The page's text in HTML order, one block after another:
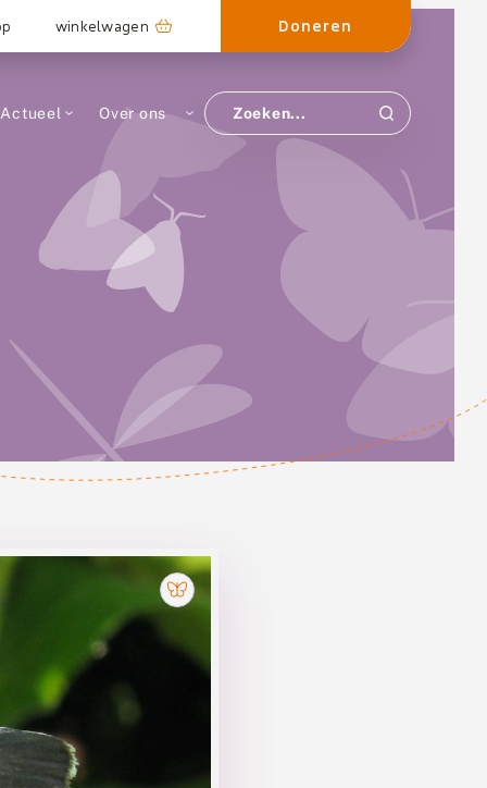
winkelwagen Doneren
Actueel Over ons